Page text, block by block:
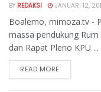
BY REDAKSI JANUARI 12,
Boalemo, mimoza.tv -
massa pendukung
dan Rapat Pleno KPU ...
READ MORE